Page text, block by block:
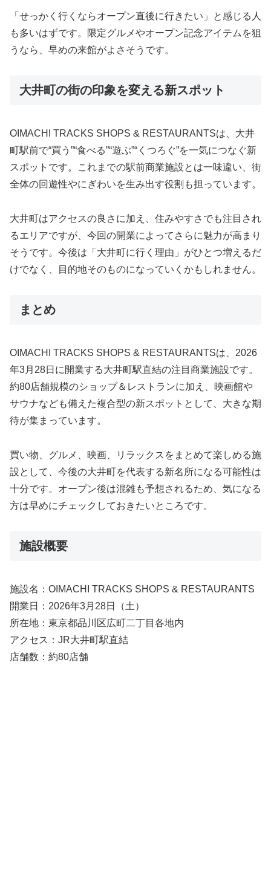
「 せっかく 行く ならオープン直後に行き たい」 と感じる 人
も多いはずです。 限定グルメやオープン記念アイテム を狙
う なら、 早めの来館がよ さそう です。
大井町の街の印象を変える新スポット
OIMACHI TRACKS SHOPS & RESTAURANTSは、 大井
町駅前で“買う”“食べる”“遊ぶ”“ くつろぐ”を一気につなぐ新
スポット です。 これまでの駅前商業施設と は一味違い、 街
全体の回遊性やにぎわいを生み出す役割 も担 ってい ます。
大井町はアクセスの良さ に加 え、 住みやすさ でも注目 さ れ
るエリアですが、 今回の開業によって さらに魅力が高まり
そう です。 今後は「 大井町に行く 理由」 がひとつ増えるだ
けでなく、 目的地そのものになっていく かも しれま せん。
まとめ
OIMACHI TRACKS SHOPS & RESTAURANTSは、2026
年3月28日 に 開業する大井町駅直結の注目 商業施設です。
約80店舗規模のショップ＆ レストランに加 え、 映画館や
サウナなども備え た複合型の新スポット として、 大きな期
待が集まってい ます。
買い物、 グルメ、 映画、 リラックス を まとめて楽しめる施
設として、 今後の大井町を代表する新名所になる可能性は
十分です。 オープン後は混雑も予想さ れるため、 気になる
方は早めにチェック しておき たいところです。
施設概要
施設名： OIMACHI TRACKS SHOPS & RESTAURANTS
開業 日：2026年3月28日（土）
所在地： 東京都品川 区広町二丁目 各地内
アクセス： JR大井町駅直結
店舗数： 約80店舗